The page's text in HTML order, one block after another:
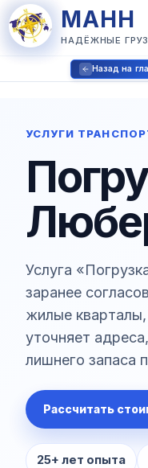
МАНН
НАДЁЖНЫЕ
Назад на
УСЛУГИ
Услуга
заранее
жилые
уточняет
лишнего запаса
Рассчитать
25+ лет опыта